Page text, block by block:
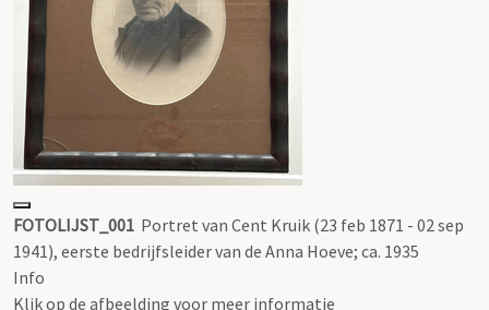
FOTOLIJST_001 Portret van Cent Kruik (23 feb 1871 - 02 sep
1941), eerste bedrijfsleider van de Anna Hoeve; ca. 1935
Info
Klik op de afbeelding voor meer informatie